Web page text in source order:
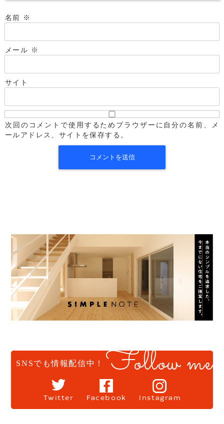
名前 ※
メール ※
サイト
次回のコメントで使用するためブラウザーに自分の名前、メ
ールアドレス、サイトを保存する。
SNSでも情報配信中！ Follow me
Twitter Facebook Instagram